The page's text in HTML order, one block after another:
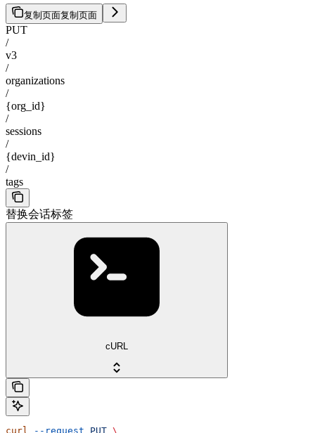
复制页面复制页面
PUT
/
v3
/
organizations
/
{org_id}
/
sessions
/
{devin_id}
/
tags
替换会话标签
cURL
curl --request PUT \